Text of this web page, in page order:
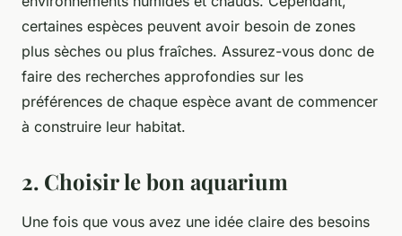
certaines espèces peuvent avoir besoin de zones
plus sèches ou plus fraîches. Assurez-vous donc de
faire des recherches approfondies sur les
préférences de chaque espèce avant de commencer
à construire leur habitat.
2. Choisir le bon aquarium
Une fois que vous avez une idée claire des besoins